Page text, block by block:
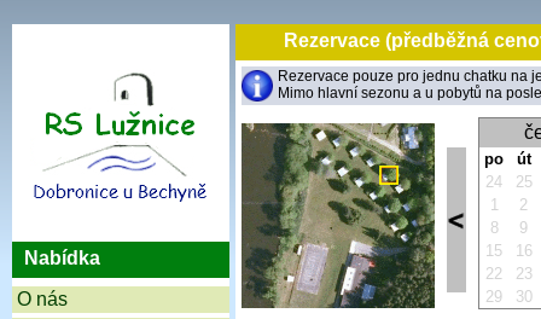
Nabídka
O nás
Rezervace (předběžná
Rezervace pouze pro jednu chatku na
Mimo hlavní sezonu a u pobytů na
po
út
24
25
1
2
8
9
15
16
22
23
29
30